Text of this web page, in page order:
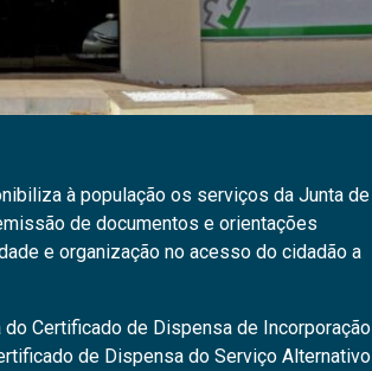
à população os serviços da Junta de
de documentos e orientações
e organização no acesso do cidadão a
Certificado de Dispensa de Incorporação
de Dispensa do Serviço Alternativo